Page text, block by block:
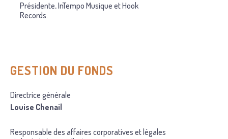
Présidente, InTempo Musique et Hook
Records.
GESTION DU FONDS
Directrice générale
Louise Chenail
Responsable des affaires corporatives et légales